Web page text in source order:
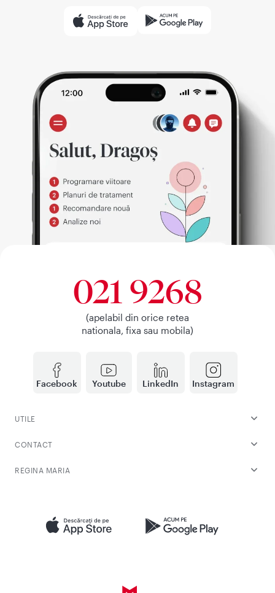
Facebook Youtube LinkedIn Instagram
021 9268
(apelabil din orice retea
nationala, fixa sau mobila)
UTILE
CONTACT
REGINA MARIA